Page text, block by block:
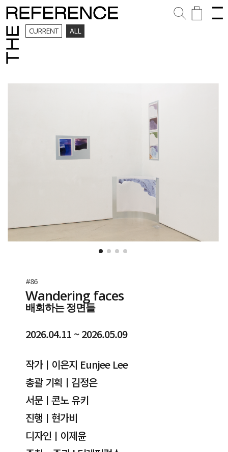
CURRENT ALL
#86
Wandering faces
배회하는 정면들
2026.04.11 ~ 2026.05.09
작가ㅣ이은지 Eunjee Lee
총괄 기획ㅣ김정은
서문ㅣ콘노 유키
진행ㅣ현가비
디자인ㅣ이제윤